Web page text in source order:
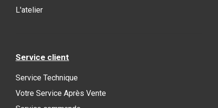
L'atelier
Service client
Service Technique
Votre Service Après Vente